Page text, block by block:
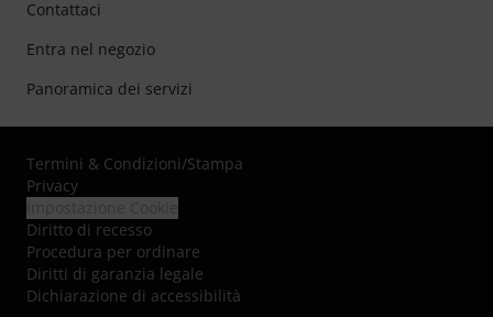
Contattaci
Entra nel negozio
Panoramica dei servizi
Termini & Condizioni/Stampa
Privacy
Diritto di recesso
Procedura per ordinare
Diritti di garanzia legale
Dichiarazione di accessibilità